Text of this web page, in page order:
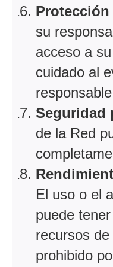
Protección
su
acceso a
cuidado al
Seguridad
de la Red
El uso o el
puede
recursos
prohibido